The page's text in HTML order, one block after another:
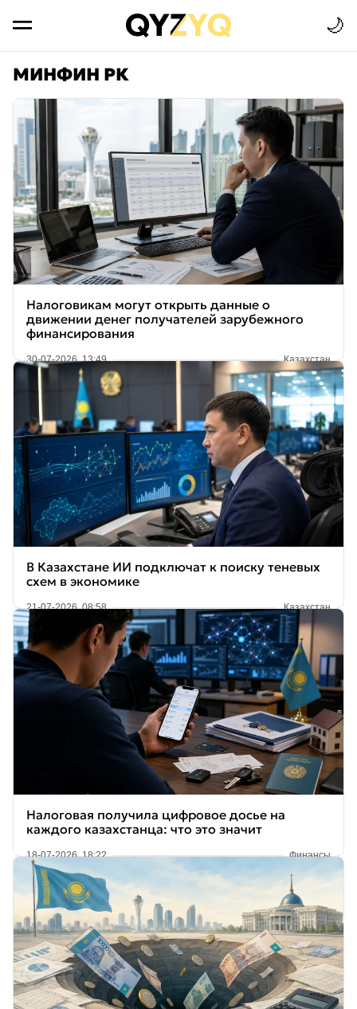
🌙
МИНФИН РК
Налоговикам могут открыть данные о
движении денег получателей зарубежного
финансирования
30-07-2026, 13:49 Казахстан
В Казахстане ИИ подключат к поиску теневых
схем в экономике
21-07-2026, 08:58 Казахстан
Налоговая получила цифровое досье на
каждого казахстанца: что это значит
18-07-2026, 18:22 Финансы